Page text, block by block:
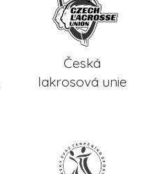
Česká
lakrosová unie